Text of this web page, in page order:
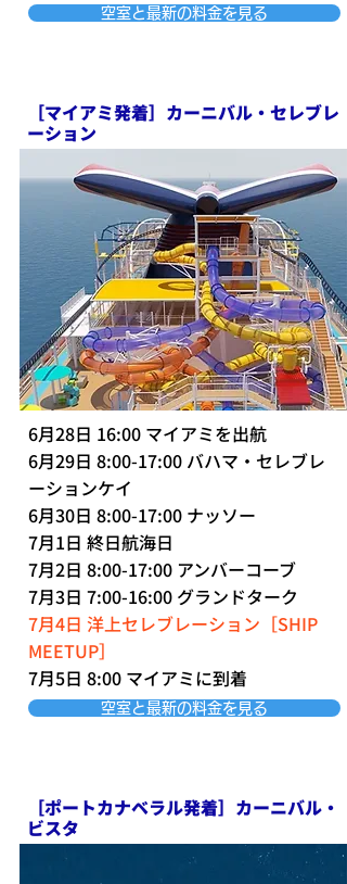
空室と最新の料金を見る
［マイアミ発着］カーニバル・セレブレ
ーション
6月28日 16:00 マイアミを出航
6月29日 8:00-17:00 バハマ・セレブレ
ーションケイ
6月30日 8:00-17:00 ナッソー
7月1日 終日航海日
7月2日 8:00-17:00 アンバーコーブ
7月3日 7:00-16:00 グランドターク
7月4日 洋上セレブレーション［SHIP
MEETUP］
7月5日 8:00 マイアミに到着
空室と最新の料金を見る
［ポートカナベラル発着］カーニバル・
ビスタ